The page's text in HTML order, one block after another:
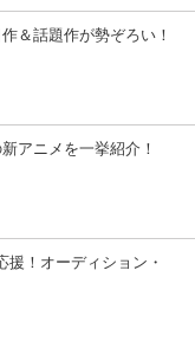
＆話題作が勢ぞろい！
アニメを一挙紹介！
援！オーディション・